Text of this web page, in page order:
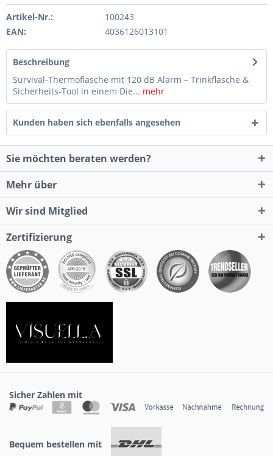
Artikel-Nr.:
100243
EAN:
4036126013101
Beschreibung
Survival-Thermoflasche mit 120 dB Alarm – Trinkflasche &
Sicherheits-Tool in einem Die... mehr
Kunden haben sich ebenfalls angesehen
Sie möchten beraten werden?
Mehr über
Wir sind Mitglied
Zertifizierung
Sicher Zahlen mit
Bequem bestellen mit